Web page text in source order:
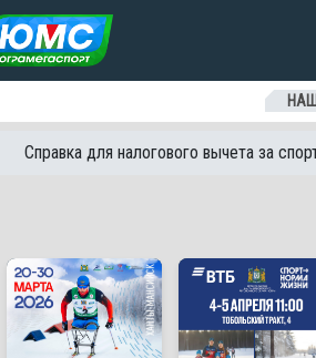
к содержанию
Справка для налогового вычета за